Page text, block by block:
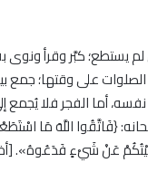
لم يستطع؛ كبَّر وقرأ
على وقتها؛ جمع
أما الفجر فلا يُجمع
عَنْ شَيْءٍ فَدَعُوهُ».